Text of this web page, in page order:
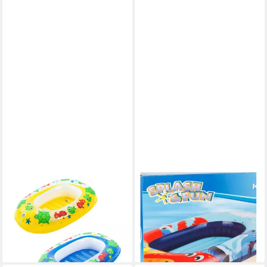
Kinder-Schlauchboot Bestway
Kinderboot 102x69cm 2fach
sortiert
9,05 €
lieferbar - in 2-3 Werktagen bei dir
SPLASH & FUN
Kinder-Schlauchboot SF
Kinderboot Beach
12,99 € UVP14,99 €
-13%
lieferbar - in 3-4 Werktagen bei dir